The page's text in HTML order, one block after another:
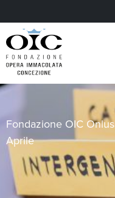
Fondazione OIC Onlus
Aprile